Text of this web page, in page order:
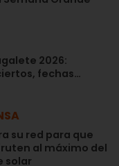
2026:
fechas…
su red para que
al máximo del
solar